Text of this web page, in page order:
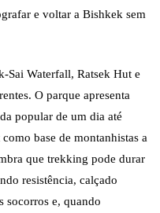
e voltar a Bishkek sem
Sai Waterfall, Ratsek Hut e
O parque apresenta
popular de um dia até
base de montanhistas a
que trekking pode durar
resistência, calçado
socorros e, quando